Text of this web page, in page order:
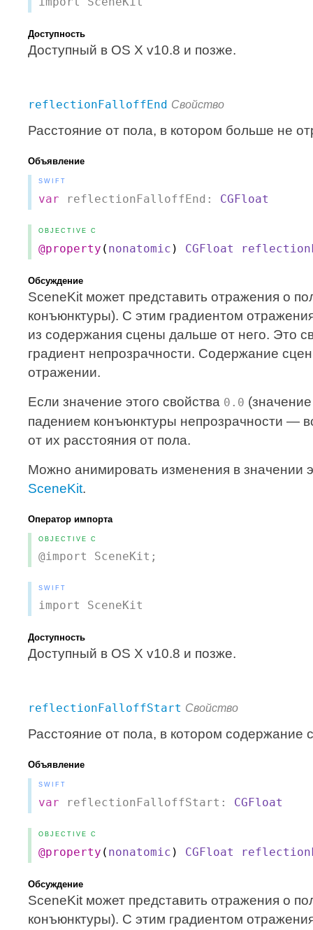
Доступность
Доступный в OS X v10.8 и позже.
reflectionFalloffEnd Свойство
Расстояние от пола, в котором больше не
Объявление
SWIFT
var reflectionFalloffEnd: CGFloat
OBJECTIVE C
@property ( nonatomic ) CGFloat
Обсуждение
SceneKit может представить отражения о
конъюнктуры). С этим градиентом
из содержания сцены дальше от него. Это
градиент непрозрачности. Содержание
отражении.
Если значение этого свойства 0.0
падением конъюнктуры непрозрачности —
от их расстояния от пола.
Можно анимировать изменения в значении
SceneKit.
Оператор импорта
OBJECTIVE C
@import SceneKit;
SWIFT
import SceneKit
Доступность
Доступный в OS X v10.8 и позже.
reflectionFalloffStart Свойство
Расстояние от пола, в котором содержание
Объявление
SWIFT
var reflectionFalloffStart: CGFloat
OBJECTIVE C
@property ( nonatomic ) CGFloat
Обсуждение
SceneKit может представить отражения о
конъюнктуры). С этим градиентом